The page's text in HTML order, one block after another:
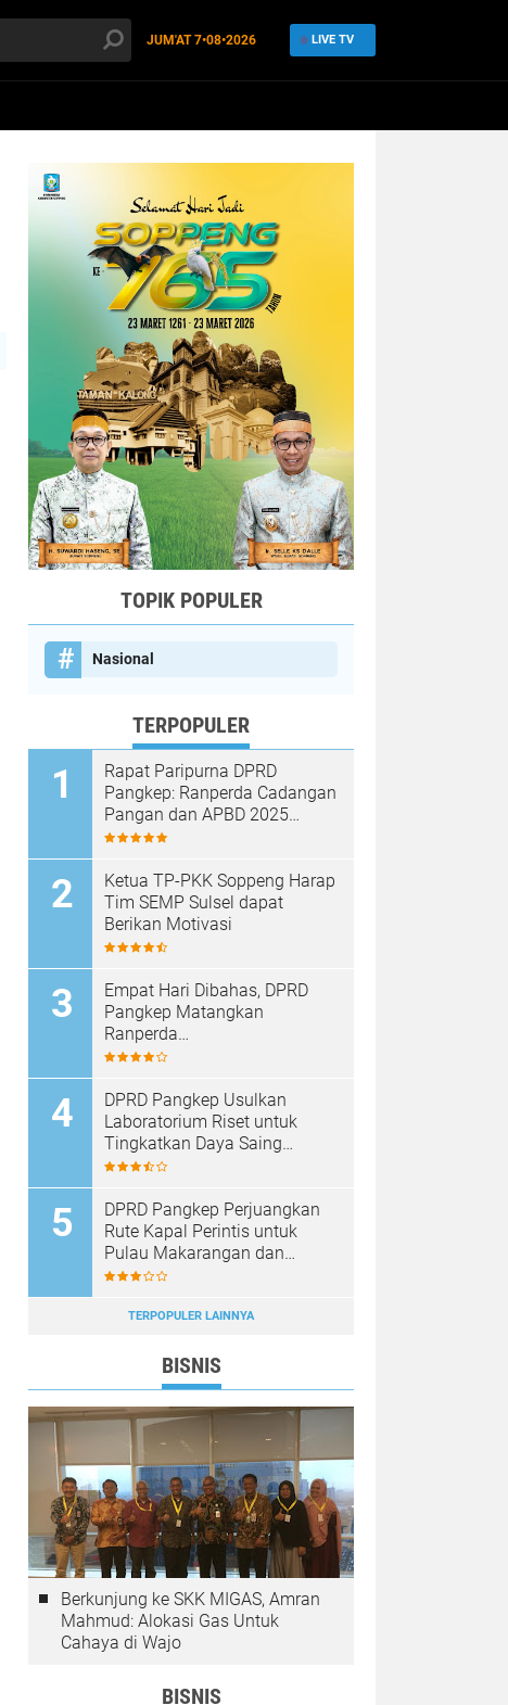
JUM'AT7•08•2026 LIVE TV
TOPIK POPULER
Nasional
TERPOPULER
Rapat Paripurna DPRD
Pangkep: Ranperda Cadangan
Pangan dan APBD 2025
Disetujui dengan Sejumlah
Ketua TP-PKK Soppeng Harap
Tim SEMP Sulsel dapat
Berikan Motivasi
Empat Hari Dibahas, DPRD
Pangkep Matangkan
Ranperda
Pertanggungjawaban APBD
DPRD Pangkep Usulkan
Laboratorium Riset untuk
Tingkatkan Daya Saing
Produk Unggulan
DPRD Pangkep Perjuangkan
Rute Kapal Perintis untuk
Pulau Makarangan dan
Langkoteang
TERPOPULER LAINNYA
BISNIS
Berkunjung ke SKK MIGAS, Amran
Mahmud: Alokasi Gas Untuk
Cahaya di Wajo
BISNIS